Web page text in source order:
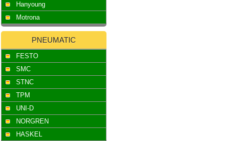
Hanyoung
Motrona
PNEUMATIC
FESTO
SMC
STNC
TPM
UNI-D
NORGREN
HASKEL